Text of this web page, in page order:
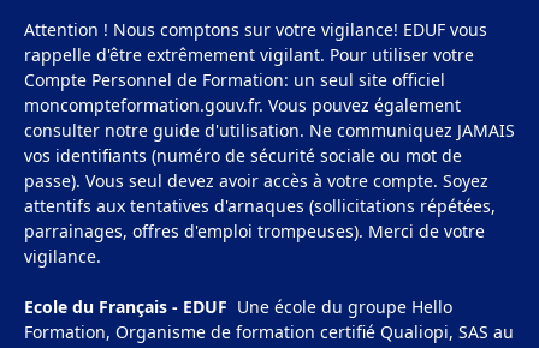
Attention ! Nous comptons sur votre vigilance! EDUF vous
rappelle d'être extrêmement vigilant. Pour utiliser votre
Compte Personnel de Formation: un seul site officiel
moncompteformation.gouv.fr. Vous pouvez également
consulter notre guide d'utilisation. Ne communiquez JAMAIS
vos identifiants (numéro de sécurité sociale ou mot de
passe). Vous seul devez avoir accès à votre compte. Soyez
attentifs aux tentatives d'arnaques (sollicitations répétées,
parrainages, offres d'emploi trompeuses). Merci de votre
vigilance.
Ecole du Français - EDUF Une école du groupe Hello
Formation, Organisme de formation certifié Qualiopi, SAS au